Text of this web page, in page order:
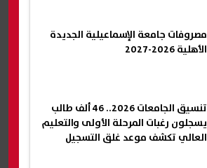
مصروفات جامعة الإسماعيلية الجديدة
الأهلية 2026-2027
تنسيق الجامعات 2026.. 46 ألف طالب
يسجلون رغبات المرحلة الأولى والتعليم
العالي تكشف موعد غلق التسجيل